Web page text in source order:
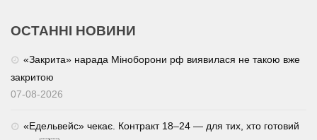
ОСТАННІ НОВИНИ
«Закрита» нарада Міноборони рф виявилася не такою вже
закритою
07-08-2026
«Едельвейс» чекає. Контракт 18–24 — для тих, хто готовий